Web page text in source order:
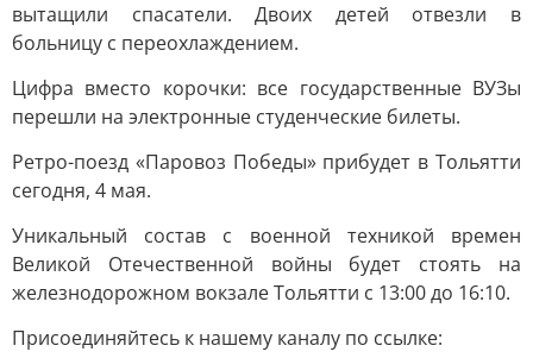
вытащили спасатели. Двоих детей отвезли в
больницу с переохлаждением.
Цифра вместо корочки: все государственные ВУЗы
перешли на электронные студенческие билеты.
Ретро-поезд «Паровоз Победы» прибудет в Тольятти
сегодня, 4 мая.
Уникальный состав с военной техникой времен
Великой Отечественной войны будет стоять на
железнодорожном вокзале Тольятти с 13:00 до 16:10.
Присоединяйтесь к нашему каналу по ссылке: